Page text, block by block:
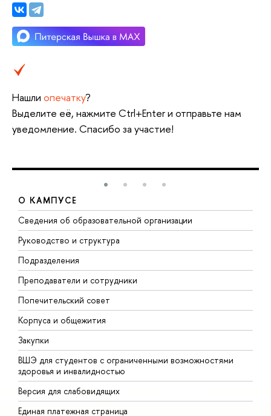
Нашли опечатку?
Выделите её, нажмите Ctrl+Enter и отправьте нам
уведомление. Спасибо за участие!
О КАМПУСЕ
Сведения об образовательной организации
Руководство и структура
Подразделения
Преподаватели и сотрудники
Попечительский совет
Корпуса и общежития
Закупки
ВШЭ для студентов с ограниченными возможностями
здоровья и инвалидностью
Версия для слабовидящих
Единая платежная страница